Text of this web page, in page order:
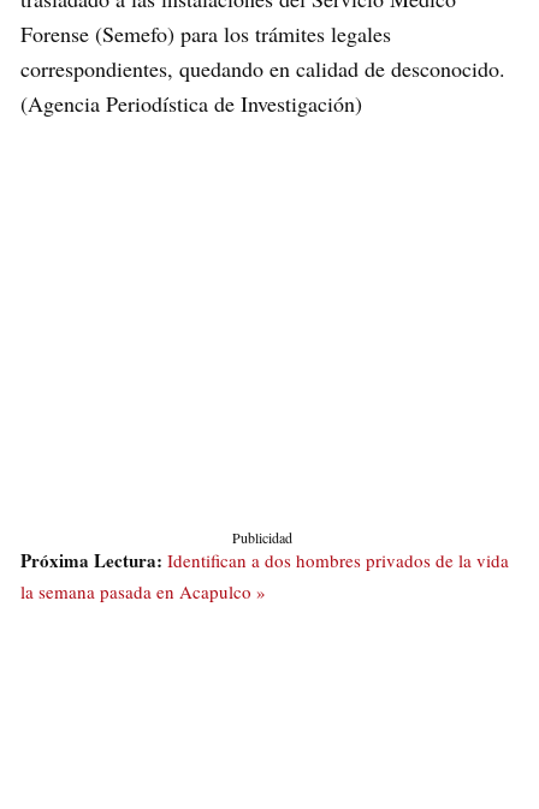
Forense (Semefo) para los trámites legales
correspondientes, quedando en calidad de desconocido.
(Agencia Periodística de Investigación)
Publicidad
Próxima Lectura: Identifican a dos hombres privados de la vida
la semana pasada en Acapulco »